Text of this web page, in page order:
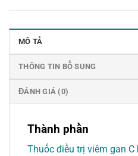
MÔ TẢ
THÔNG TIN BỔ SUNG
ĐÁNH GIÁ (0)
Thành phần
Thuốc điều trị viêm gan C